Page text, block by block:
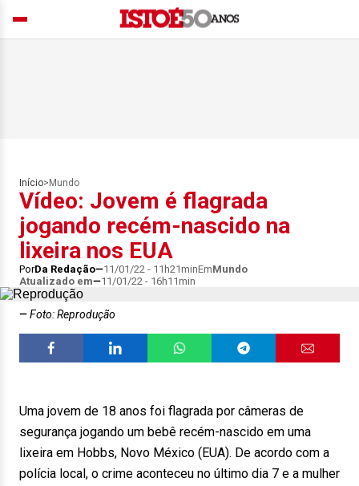
Início> Mundo
Vídeo: Jovem é flagrada
jogando recém-nascido na
lixeira nos EUA
PorDa Redação 11/01/22 - 11h21minEmMundo
Atualizado em
11/01/22 - 16h11min
Foto: Reprodução
Uma jovem de 18 anos foi flagrada por câmeras de
segurança jogando um bebê recém-nascido em uma
lixeira em Hobbs, Novo México (EUA). De acordo com a
polícia local, o crime aconteceu no último dia 7 e a mulher